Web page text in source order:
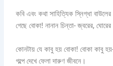
কবি এবং কথা সাহিত্যিক স্নিগ্ধা
গেছে বোকা! নানান চিন্তা- জ্বরের,
কোনটায় যে কাবু হয় বোকা! বোকা কাবু
গল্পে দেখে ফেলা দারুণ জীবনে।